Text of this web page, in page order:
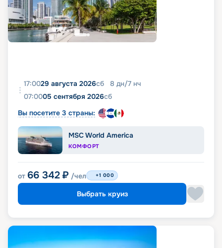
17:0029 августа 2026сб 8 дн/7 нч
07:0005 сентября 2026сб
Вы посетите 3 страны:
MSC World America
КОМФОРТ
от 66 342 ₽ /чел +1 000
Выбрать круиз